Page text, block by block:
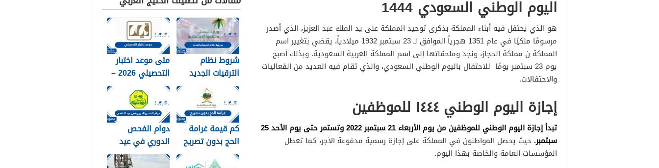
اليوم الوطني السعودي 1444
هو الذي يحتفل فيه أبناء المملكة بذكرى توحيد المملكة على يد الملك عبد العزيز، الذي أصدر
مرسومًا ملكيًا في عام 1351 هجرياً الموافق لـ 23 سبتمبر 1932 ميلادياً، يقضي بتغيير اسم
المملكة ن مملكة الحجاز، ونجد وملحقاتها إلى اسم المملكة العربية السعودية. وبذلك أصبح
يوم 23 سبتمبر يومًا للاحتفال باليوم الوطني السعودي، والذي تقام فيه العديد من الفعاليات
والاحتفالات.
إجازة اليوم الوطني ١٤٤٤ للموظفين
تبدأ إجازة اليوم الوطني للموظفين من يوم الأربعاء 21 سبتمبر 2022 وتستمر حتى يوم الأحد 25
سبتمبر. حيث يحصل المواطنون في المملكة على إجازة رسمية مدفوعة الأجر، كما تعطل
المؤسسات العامة والخاصة بهذا اليوم.
شروط نظام
الترقيات الجديد
1448
متى موعد اختبار
التحصيلي 2026 –
1448
كم قيمة غرامة
الحج بدون تصريح
2026 – 1448
دوام الفحص
الدوري في عيد
الاضحى 1448